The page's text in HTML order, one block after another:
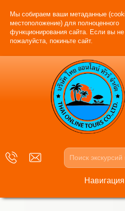
Мы собираем ваши метаданные
местоположение) для полноценного
функционирования сайта. Если вы
пожалуйста, покиньте сайт.
Навигация